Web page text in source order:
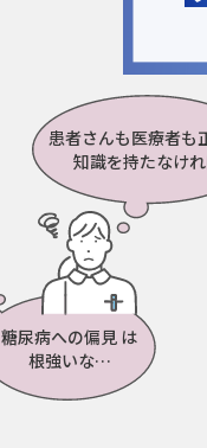
患者さんも医療者も
知識を持たなけ
糖尿病への偏見 は
根強いな…